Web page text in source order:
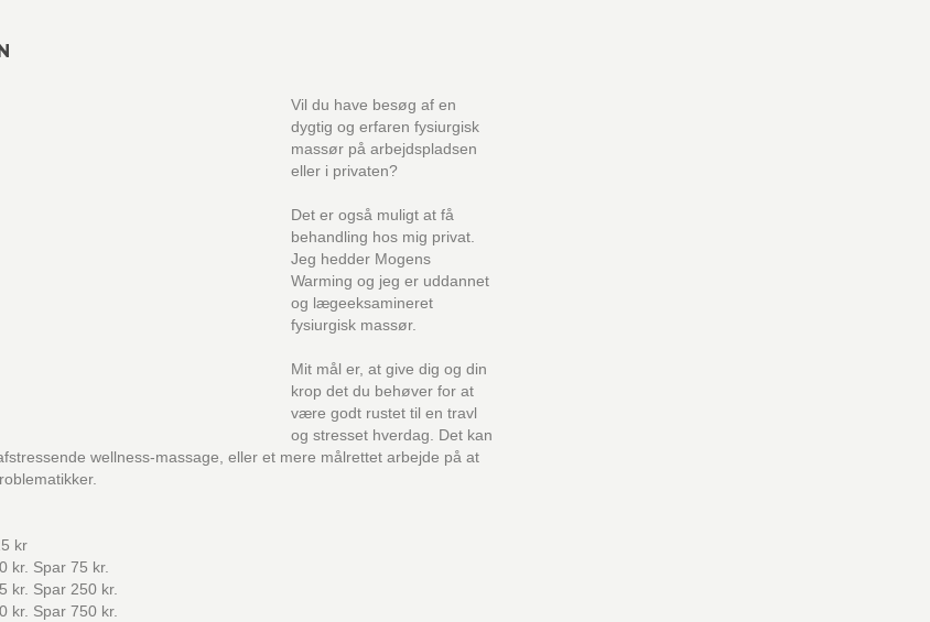
Vil du have besøg af en
dygtig og erfaren fysiurgisk
massør på arbejdspladsen
eller i privaten?
Det er også muligt at få
behandling hos mig privat.
Jeg hedder Mogens
Warming og jeg er uddannet
og lægeeksamineret
fysiurgisk massør.
Mit mål er, at give dig og din
krop det du behøver for at
være godt rustet til en travl
og stresset hverdag. Det kan
wellness-massage, eller et mere målrettet arbejde på at
kr
kr. Spar 75 kr.
kr. Spar 250 kr.
kr. Spar 750 kr.